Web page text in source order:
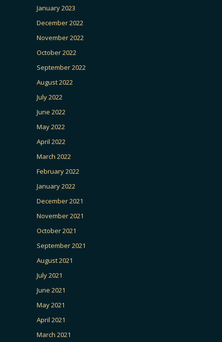
January 2023
December 2022
November 2022
October 2022
September 2022
August 2022
July 2022
June 2022
May 2022
April 2022
March 2022
February 2022
January 2022
December 2021
November 2021
October 2021
September 2021
August 2021
July 2021
June 2021
May 2021
April 2021
March 2021